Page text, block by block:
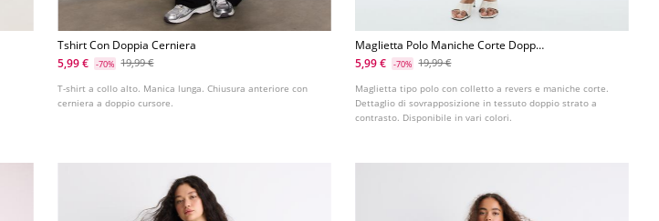
Tshirt Con Doppia Cerniera
5,99 €
-70% 19,99 €
T-shirt a collo alto. Manica lunga. Chiusura anteriore con
cerniera a doppio cursore.
Maglietta Polo Maniche Corte Doppio
Strato
5,99 € -70% 19,99 €
Maglietta tipo polo con colletto a revers e maniche corte.
Dettaglio di sovrapposizione in tessuto doppio strato a
contrasto. Disponibile in vari colori.